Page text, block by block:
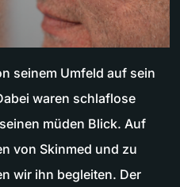
seinem Umfeld auf sein
waren schlaflose
müden Blick. Auf
von Skinmed und zu
wir ihn begleiten. Der